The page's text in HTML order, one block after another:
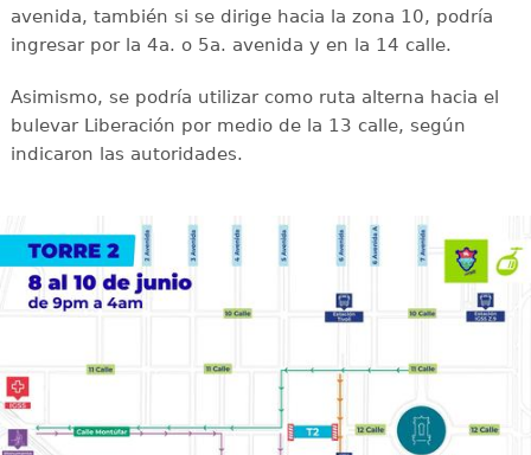
avenida, también si se dirige hacia la zona 10, podría
ingresar por la 4a. o 5a. avenida y en la 14 calle.
Asimismo, se podría utilizar como ruta alterna hacia el
bulevar Liberación por medio de la 13 calle, según
indicaron las autoridades.